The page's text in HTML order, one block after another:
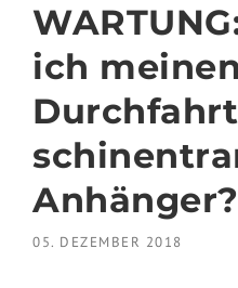
ich meinen
Anhänger?
05. DEZEMBER 2018